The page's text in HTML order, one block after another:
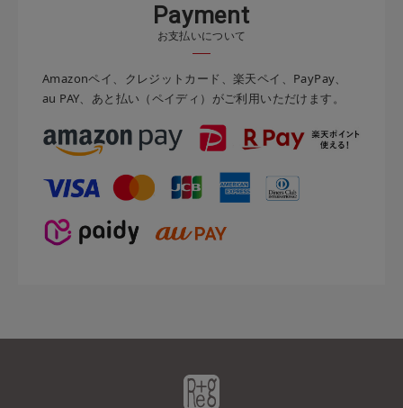
Payment
お支払いについて
Amazonペイ、クレジットカード、楽天ペイ、PayPay、
au PAY、あと払い（ペイディ）がご利用いただけます。